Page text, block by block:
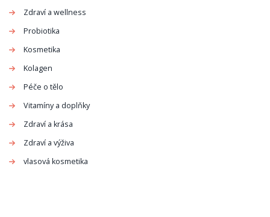
Zdraví a wellness
Probiotika
Kosmetika
Kolagen
Péče o tělo
Vitamíny a doplňky
Zdraví a krása
Zdraví a výživa
vlasová kosmetika